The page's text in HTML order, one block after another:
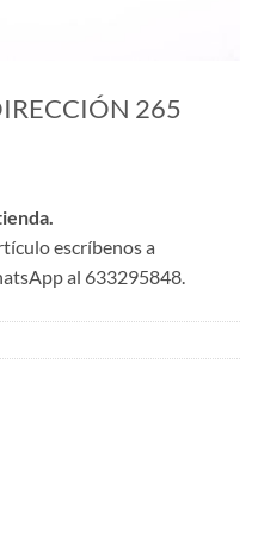
265
escríbenos a
al 633295848.